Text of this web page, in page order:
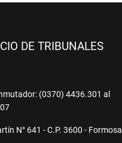
DE TRIBUNALES
(0370) 4436.301 al
N° 641 - C.P. 3600 - Formosa